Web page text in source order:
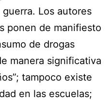
Los autores
ponen de manifiesto
de drogas
manera significativa
tampoco existe
en las escuelas;